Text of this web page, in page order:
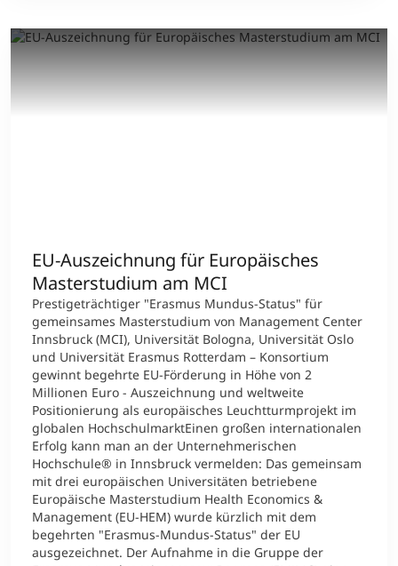
EU-Auszeichnung für Europäisches
Masterstudium am MCI
Prestigeträchtiger "Erasmus Mundus-Status" für
gemeinsames Masterstudium von Management Center
Innsbruck (MCI), Universität Bologna, Universität Oslo
und Universität Erasmus Rotterdam – Konsortium
gewinnt begehrte EU-Förderung in Höhe von 2
Millionen Euro - Auszeichnung und weltweite
Positionierung als europäisches Leuchtturmprojekt im
globalen HochschulmarktEinen großen internationalen
Erfolg kann man an der Unternehmerischen
Hochschule® in Innsbruck vermelden: Das gemeinsam
mit drei europäischen Universitäten betriebene
Europäische Masterstudium Health Economics &
Management (EU-HEM) wurde kürzlich mit dem
begehrten "Erasmus-Mundus-Status" der EU
ausgezeichnet. Der Aufnahme in die Gruppe der